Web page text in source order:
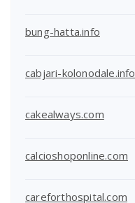
bung-hatta.info
cabjari-kolonodale.info
cakealways.com
calcioshoponline.com
careforthospital.com